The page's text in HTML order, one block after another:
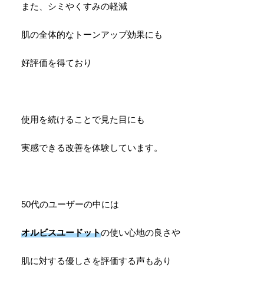
また、シミやくすみの軽減
肌の全体的なトーンアップ効果にも
好評価を得ており
使用を続けることで見た目にも
実感できる改善を体験しています。
50代のユーザーの中には
オルビスユードットの使い心地の良さや
肌に対する優しさを評価する声もあり